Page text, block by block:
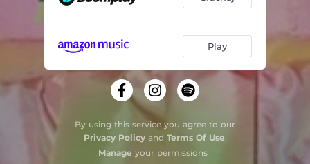
Play
By using this service you agree to our
Privacy Policyand Terms Of Use.
Manage your permissions